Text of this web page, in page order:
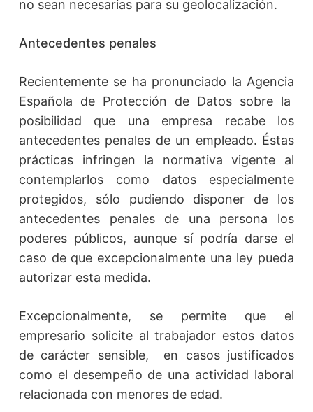
no sean necesarias para su geolocalización.
Antecedentes penales
Recientemente se ha pronunciado la Agencia
Española de Protección de Datos sobre la
posibilidad que una empresa recabe los
antecedentes penales de un empleado. Éstas
prácticas infringen la normativa vigente al
contemplarlos como datos especialmente
protegidos, sólo pudiendo disponer de los
antecedentes penales de una persona los
poderes públicos, aunque sí podría darse el
caso de que excepcionalmente una ley pueda
autorizar esta medida.
Excepcionalmente, se permite que el
empresario solicite al trabajador estos datos
de carácter sensible, en casos justificados
como el desempeño de una actividad laboral
relacionada con menores de edad.